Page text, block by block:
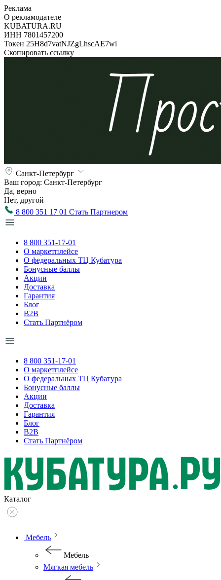
Реклама
О рекламодателе
KUBATURA.RU
ИНН 7801457200
Токен 25H8d7vatNJZgLhscAE7wi
Скопировать ссылку
Санкт-Петербург
Ваш город: Санкт-Петербург
Да, верно
Нет, другой
8 800 351 17 01 Стать Партнером
8 800 351-17-01
О маркетплейсе
О федеральных ТЦ Кубатура
Бонусные баллы
Акции
Доставка
Гарантия
Блог
B2B
Стать Партнёром
8 800 351-17-01
О маркетплейсе
О федеральных ТЦ Кубатура
Бонусные баллы
Акции
Доставка
Гарантия
Блог
B2B
Стать Партнёром
Каталог
Мебель
Мебель
Мягкая мебель